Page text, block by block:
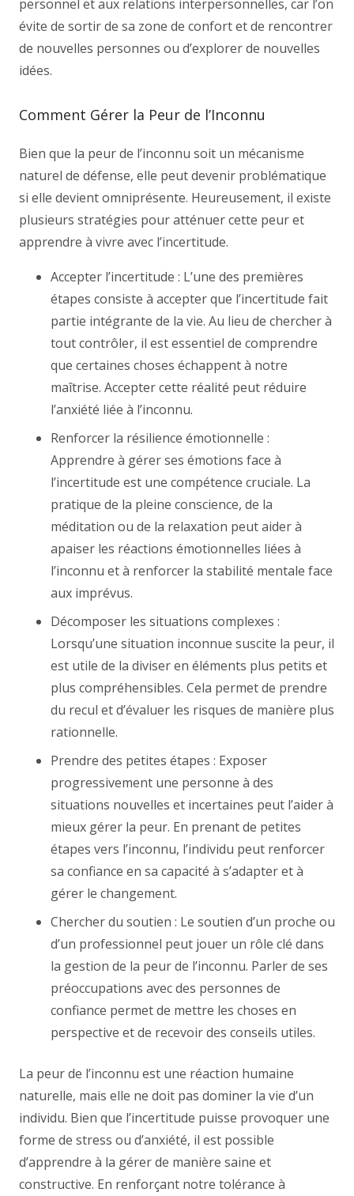
personnel et aux relations interpersonnelles, car l’on
évite de sortir de sa zone de confort et de rencontrer
de nouvelles personnes ou d’explorer de nouvelles
idées.
Comment Gérer la Peur de l’Inconnu
Bien que la peur de l’inconnu soit un mécanisme
naturel de défense, elle peut devenir problématique
si elle devient omniprésente. Heureusement, il existe
plusieurs stratégies pour atténuer cette peur et
apprendre à vivre avec l’incertitude.
Accepter l’incertitude : L’une des premières
étapes consiste à accepter que l’incertitude fait
partie intégrante de la vie. Au lieu de chercher à
tout contrôler, il est essentiel de comprendre
que certaines choses échappent à notre
maîtrise. Accepter cette réalité peut réduire
l’anxiété liée à l’inconnu.
Renforcer la résilience émotionnelle :
Apprendre à gérer ses émotions face à
l’incertitude est une compétence cruciale. La
pratique de la pleine conscience, de la
méditation ou de la relaxation peut aider à
apaiser les réactions émotionnelles liées à
l’inconnu et à renforcer la stabilité mentale face
aux imprévus.
Décomposer les situations complexes :
Lorsqu’une situation inconnue suscite la peur, il
est utile de la diviser en éléments plus petits et
plus compréhensibles. Cela permet de prendre
du recul et d’évaluer les risques de manière plus
rationnelle.
Prendre des petites étapes : Exposer
progressivement une personne à des
situations nouvelles et incertaines peut l’aider à
mieux gérer la peur. En prenant de petites
étapes vers l’inconnu, l’individu peut renforcer
sa confiance en sa capacité à s’adapter et à
gérer le changement.
Chercher du soutien : Le soutien d’un proche ou
d’un professionnel peut jouer un rôle clé dans
la gestion de la peur de l’inconnu. Parler de ses
préoccupations avec des personnes de
confiance permet de mettre les choses en
perspective et de recevoir des conseils utiles.
La peur de l’inconnu est une réaction humaine
naturelle, mais elle ne doit pas dominer la vie d’un
individu. Bien que l’incertitude puisse provoquer une
forme de stress ou d’anxiété, il est possible
d’apprendre à la gérer de manière saine et
constructive. En renforçant notre tolérance à